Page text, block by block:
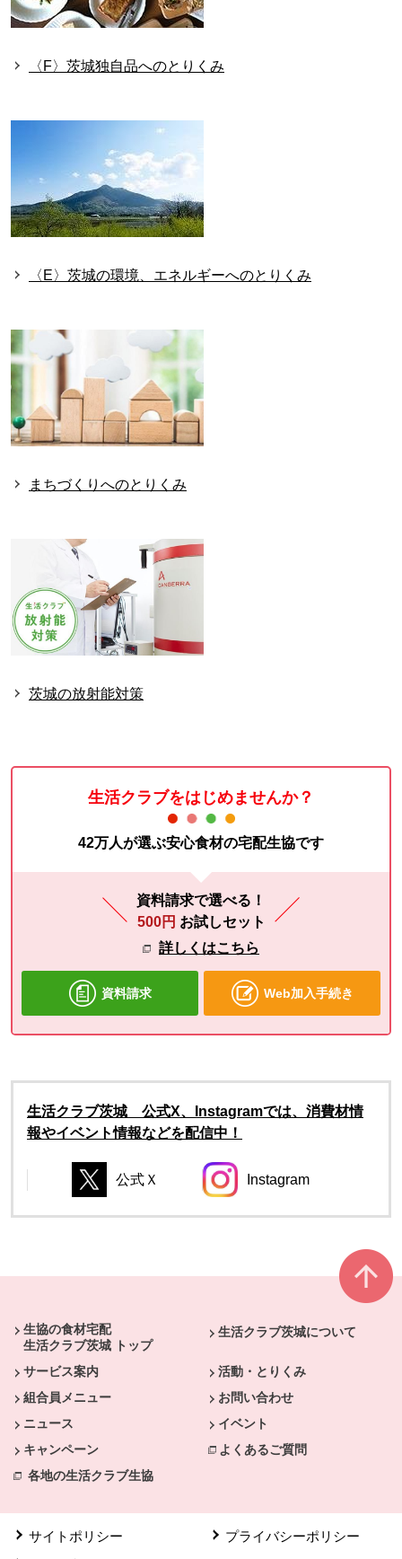
〈F〉茨城独自品へのとりくみ
〈E〉茨城の環境、エネルギーへのとりくみ
まちづくりへのとりくみ
茨城の放射能対策
生活クラブをはじめませんか？
42万人が選ぶ安心食材の宅配生協です
資料請求で選べる！
500円 お試しセット
詳しくはこちら
資料請求 Web加入手続き
生活クラブ茨城 公式X、Instagramでは、消費材情
報やイベント情報などを配信中！
別のウィンドウで開きます。
公式Ｘ
別のウィンドウで開きます。
別のウィンドウで開きます。
Instagram
別のウィンドウで開
生協の食材宅配
生活クラブ茨城 トップ
生活クラブ茨城について
サービス案内
活動・とりくみ
組合員メニュー
お問い合わせ
ニュース
イベント
キャンペーン
よくあるご質問
各地の生活クラブ生協
サイトポリシー
プライバシーポリシー